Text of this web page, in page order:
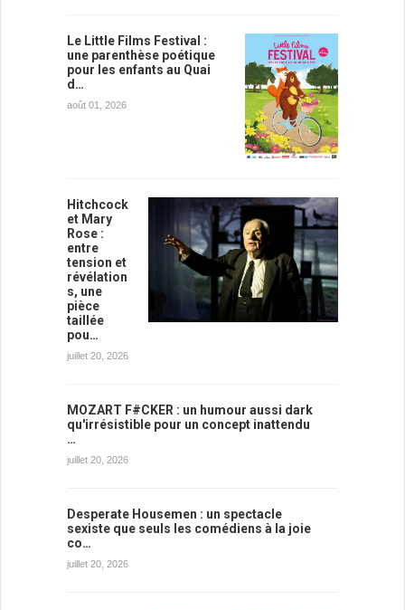
Le Little Films Festival :
une parenthèse poétique
pour les enfants au Quai
d…
août 01, 2026
Hitchcock
et Mary
Rose :
entre
tension et
révélation
s, une
pièce
taillée
pou…
juillet 20, 2026
MOZART F#CKER : un humour aussi dark
qu'irrésistible pour un concept inattendu
…
juillet 20, 2026
Desperate Housemen : un spectacle
sexiste que seuls les comédiens à la joie
co…
juillet 20, 2026